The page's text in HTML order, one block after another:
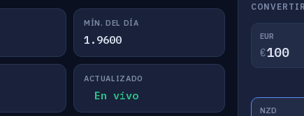
MÍN. DEL DÍA
1.9600
ACTUALIZADO
En vivo
EUR
€
NZD